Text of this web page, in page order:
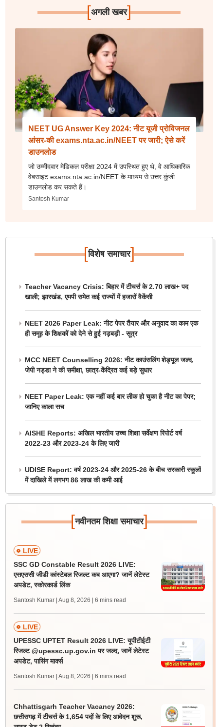
[अगली खबर]
NEET UG Answer Key 2024: नीट यूजी प्रोविजनल
आंसर-की exams.nta.ac.in/NEET पर जारी; ऐसे करें
डाउनलोड
जो उम्मीदवार मेडिकल परीक्षा 2024 में उपस्थित हुए थे, वे आधिकारिक
वेबसाइट exams.nta.ac.in/NEET के माध्यम से उत्तर कुंजी
डाउनलोड कर सकते हैं।
Santosh Kumar
[विशेष समाचार]
Teacher Vacancy Crisis: बिहार में टीचर्स के 2.70 लाख+ पद
खाली; झारखंड, एमपी समेत कई राज्यों में हजारों वैकेंसी
NEET 2026 Paper Leak: नीट पेपर तैयार और अनुवाद का काम एक
ही समूह के शिक्षकों को देने से हुई गड़बड़ी - सूत्र
MCC NEET Counselling 2026: नीट काउंसलिंग शेड्यूल जल्द,
जेपी नड्डा ने की समीक्षा, छात्र-केंद्रित कई बड़े सुधार
NEET Paper Leak: एक नहीं कई बार लीक हो चुका है नीट का पेपर;
जानिए काला सच
AISHE Reports: अखिल भारतीय उच्च शिक्षा सर्वेक्षण रिपोर्ट वर्ष
2022-23 और 2023-24 के लिए जारी
UDISE Report: वर्ष 2023-24 और 2025-26 के बीच सरकारी स्कूलों
में दाखिले में लगभग 86 लाख की कमी आई
[नवीनतम शिक्षा समाचार]
LIVE
SSC GD Constable Result 2026 LIVE:
एसएससी जीडी कांस्टेबल रिजल्ट कब आएगा? जानें लेटेस्ट
अपडेट, स्कोरकार्ड लिंक
Santosh Kumar | Aug 8, 2026 | 6 mins read
LIVE
UPESSC UPTET Result 2026 LIVE: यूपीटीईटी
रिजल्ट @upessc.up.gov.in पर जल्द, जानें लेटेस्ट
अपडेट, पासिंग मार्क्स
Santosh Kumar | Aug 8, 2026 | 6 mins read
Chhattisgarh Teacher Vacancy 2026:
छत्तीसगढ़ में टीचर्स के 1,654 पदों के लिए आवेदन शुरू,